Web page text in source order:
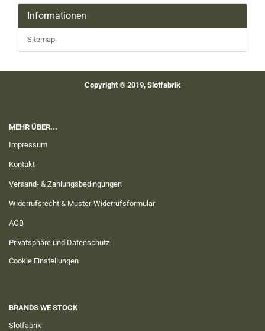
Informationen
Sitemap
Copyright © 2019, Slotfabrik
MEHR ÜBER...
Impressum
Kontakt
Versand- & Zahlungsbedingungen
Widerrufsrecht & Muster-Widerrufsformular
AGB
Privatsphäre und Datenschutz
Cookie Einstellungen
BRANDS WE STOCK
Slotfabrik